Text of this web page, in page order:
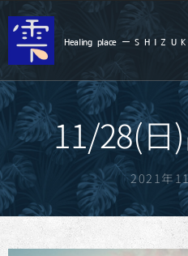
Healing place ー S H I Z U K
11/28(日
2021年